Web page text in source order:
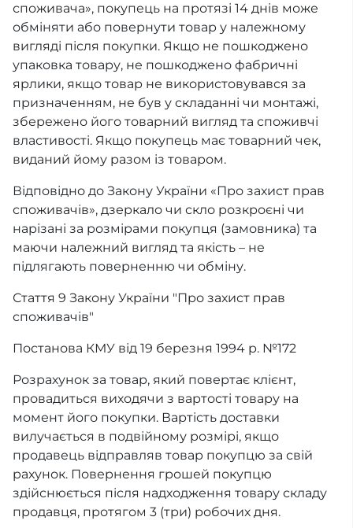
споживача», покупець на протязі 14 днів може
обміняти або повернути товар у належному
вигляді після покупки. Якщо не пошкоджено
упаковка товару, не пошкоджено фабричні
ярлики, якщо товар не використовувався за
призначенням, не був у складанні чи монтажі,
збережено його товарний вигляд та споживчі
властивості. Якщо покупець має товарний чек,
виданий йому разом із товаром.
Відповідно до Закону України «Про захист прав
споживачів», дзеркало чи скло розкроєні чи
нарізані за розмірами покупця (замовника) та
маючи належний вигляд та якість – не
підлягають поверненню чи обміну.
Стаття 9 Закону України "Про захист прав
споживачів"
Постанова КМУ від 19 березня 1994 р. №172
Розрахунок за товар, який повертає клієнт,
провадиться виходячи з вартості товару на
момент його покупки. Вартість доставки
вилучається в подвійному розмірі, якщо
продавець відправляв товар покупцю за свій
рахунок. Повернення грошей покупцю
здійснюється після надходження товару складу
продавця, протягом 3 (три) робочих дня.